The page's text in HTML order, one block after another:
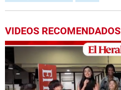
VIDEOS RECOMENDADOS